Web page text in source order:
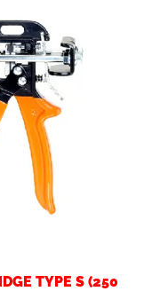
TYPE S (250